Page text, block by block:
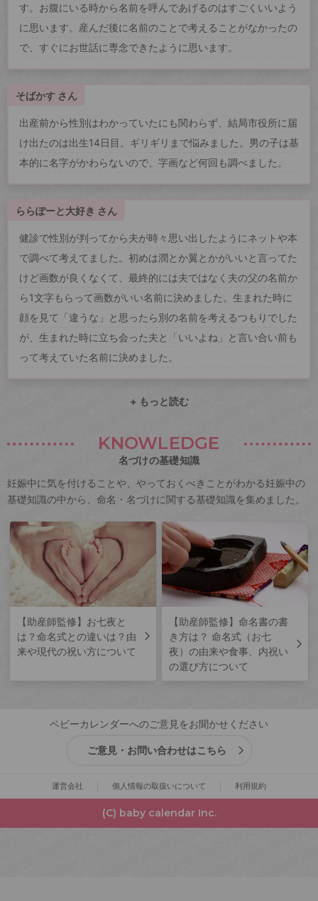
す。お腹にいる時から名前を呼んであげるのはすごくいいよう
に思います。産んだ後に名前のことで考えることがなかったの
で、すぐにお世話に専念できたように思います。
そばかす さん
出産前から性別はわかっていたにも関わらず、結局市役所に届
け出たのは出生14日目。ギリギリまで悩みました。男の子は基
本的に名字がかわらないので、字画など何回も調べました。
ららぽーと大好き さん
健診で性別が判ってから夫が時々思い出したようにネットや本
で調べて考えてました。初めは潤とか翼とかがいいと言ってた
けど画数が良くなくて、最終的には夫ではなく夫の父の名前か
ら1文字もらって画数がいい名前に決めました。生まれた時に
顔を見て「違うな」と思ったら別の名前を考えるつもりでした
が、生まれた時に立ち会った夫と「いいよね」と言い合い前も
って考えていた名前に決めました。
+ もっと読む
KNOWLEDGE
名づけの基礎知識
妊娠中に気を付けることや、やっておくべきことがわかる妊娠中の
基礎知識の中から、命名・名づけに関する基礎知識を集めました。
【助産師監修】お七夜と
は？命名式との違いは？由
来や現代の祝い方について
【助産師監修】命名書の書
き方は？ 命名式（お七
夜）の由来や食事、内祝い
の選び方について
ベビーカレンダーへのご意見をお聞かせください
ご意見・お問い合わせはこちら
運営会社 個人情報の取扱いについて 利用規約
(C) baby calendar Inc.